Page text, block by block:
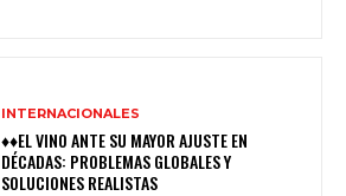
INTERNACIONALES
♦♦EL VINO ANTE SU MAYOR AJUSTE EN
DÉCADAS: PROBLEMAS GLOBALES Y
SOLUCIONES REALISTAS